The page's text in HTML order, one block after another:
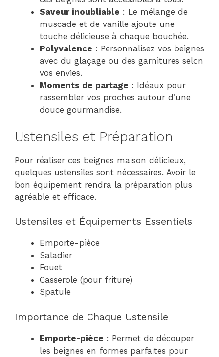
Saveur inoubliable : Le mélange de
muscade et de vanille ajoute une
touche délicieuse à chaque bouchée.
Polyvalence : Personnalisez vos beignes
avec du glaçage ou des garnitures selon
vos envies.
Moments de partage : Idéaux pour
rassembler vos proches autour d’une
douce gourmandise.
Ustensiles et Préparation
Pour réaliser ces beignes maison délicieux,
quelques ustensiles sont nécessaires. Avoir le
bon équipement rendra la préparation plus
agréable et efficace.
Ustensiles et Équipements Essentiels
Emporte-pièce
Saladier
Fouet
Casserole (pour friture)
Spatule
Importance de Chaque Ustensile
Emporte-pièce : Permet de découper
les beignes en formes parfaites pour